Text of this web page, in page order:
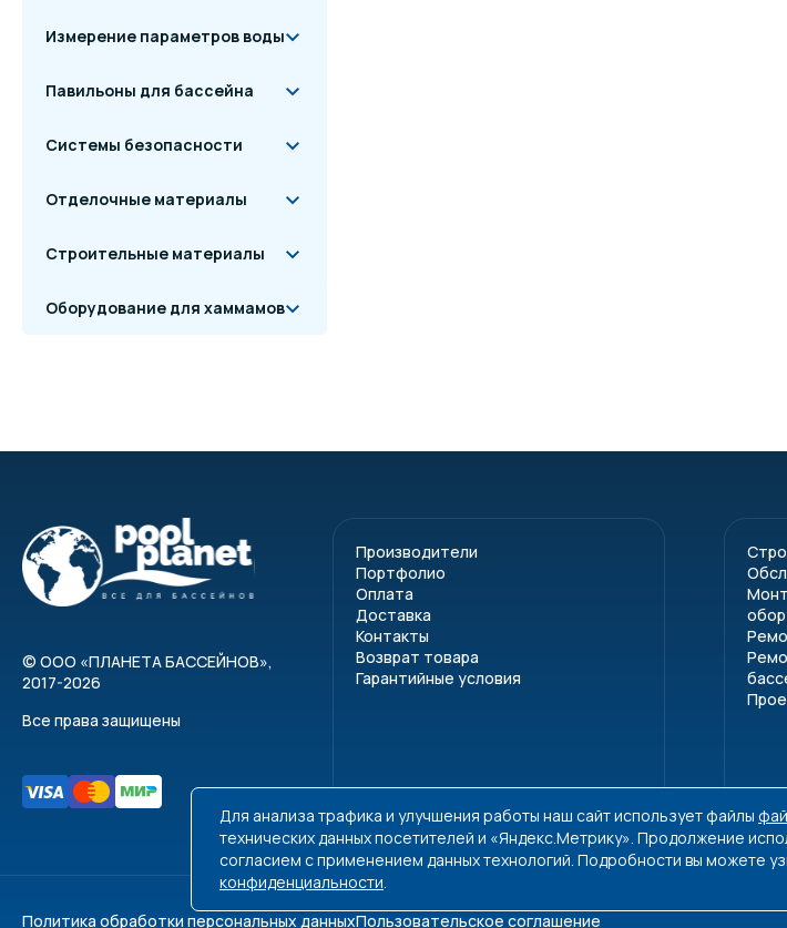
Измерение параметров воды
Павильоны для бассейна
Системы безопасности
Отделочные материалы
Строительные материалы
Оборудование для хаммамов
© ООО «ПЛАНЕТА БАССЕЙНОВ»,
2017-2026
Все права защищены
Производители
Портфолио
Оплата
Доставка
Контакты
Возврат товара
Гарантийные условия
Политика обработки персональных данныхПользовательское соглашение
Для анализа трафика и улучшения работы наш сайт использует файлы
технических данных посетителей и «Яндекс.Метрику». Продолжение
согласием с применением данных технологий. Подробности вы можете
конфиденциальности.